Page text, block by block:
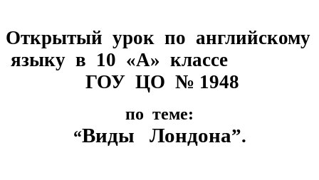
Открытый урок по английскому
языку в 10 «А» классе
ГОУ ЦО № 1948
по теме:
“Виды Лондона”.